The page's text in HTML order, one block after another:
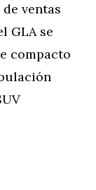
ventas
GLA se
compacto